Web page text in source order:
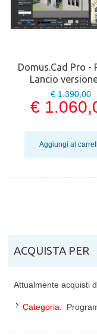
Domus.Cad Pro -
Lancio
€ 1.390,00
€
Aggiungi al
ACQUISTA PER
Attualmente acquisti
Categoria: